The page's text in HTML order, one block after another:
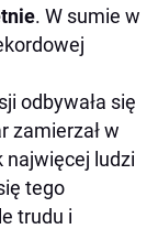
. W sumie w
odbywała się
zamierzał w
najwięcej ludzi
tego
trudu i